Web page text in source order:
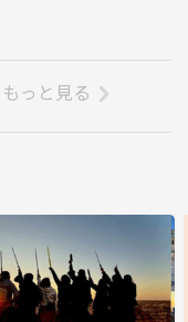
っと見る